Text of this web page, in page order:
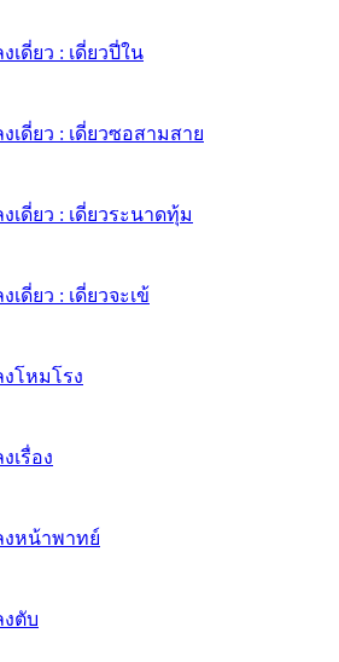
งเดี่ยว : เดี่ยวปี่ใน
งเดี่ยว : เดี่ยวซอสามสาย
งเดี่ยว : เดี่ยวระนาดทุ้ม
งเดี่ยว : เดี่ยวจะเข้
งโหมโรง
งเรื่อง
งหน้าพาทย์
งตับ